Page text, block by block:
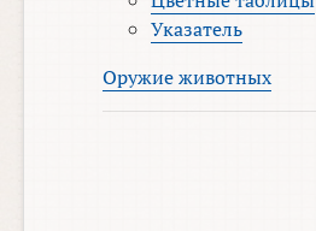
Указатель
Оружие животных